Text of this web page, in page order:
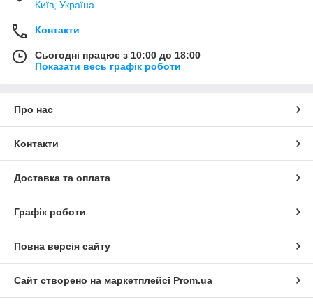
Київ, Україна
Контакти
Сьогодні працює з 10:00 до 18:00
Показати весь графік роботи
Про нас
Контакти
Доставка та оплата
Графік роботи
Повна версія сайту
Сайт створено на маркетплейсі Prom.ua